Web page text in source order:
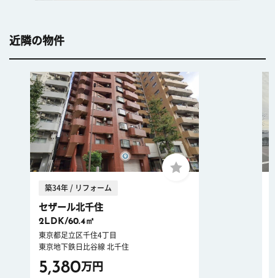
近隣の物件
築34年 / リフォーム
セザール北千住
2LDK/60.4㎡
東京都足立区千住4丁目
東京地下鉄日比谷線 北千住
5,380万円